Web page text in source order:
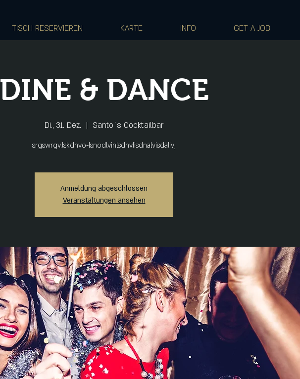
TISCH RESERVIEREN KARTE INFO GET A JOB
DINE & DANCE
Di., 31. Dez.
  |
Santo´s Cocktailbar
srgswrgv.lskdnvö-lsnödlvinlsdnvlisdnälvisdälivj
Anmeldung abgeschlossen
Veranstaltungen ansehen